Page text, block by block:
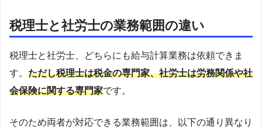
税理士と社労士の業務範囲の違い
税理士と社労士、どちらにも給与計算業務は依頼できま
す。 ただし税理士は税金の専門家、社労士は労務関係や社
会保険に関する専門家です。
そのため両者が対応できる業務範囲は、以下の通り異なり